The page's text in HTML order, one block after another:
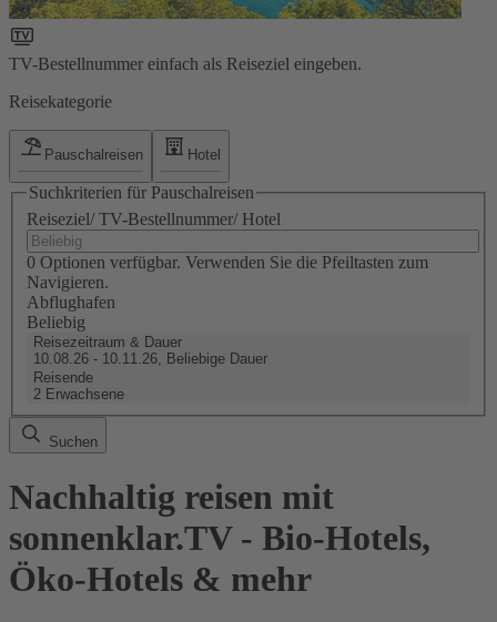
TV-Bestellnummer einfach als Reiseziel eingeben.
Reisekategorie
Pauschalreisen Hotel
Suchkriterien für Pauschalreisen
Reiseziel/ TV-Bestellnummer/ Hotel
0 Optionen verfügbar. Verwenden Sie die Pfeiltasten zum
Navigieren.
Abflughafen
Beliebig
Reisezeitraum & Dauer
10.08.26 - 10.11.26, Beliebige Dauer
Reisende
2 Erwachsene
Suchen
Nachhaltig reisen mit
sonnenklar.TV - Bio-Hotels,
Öko-Hotels & mehr